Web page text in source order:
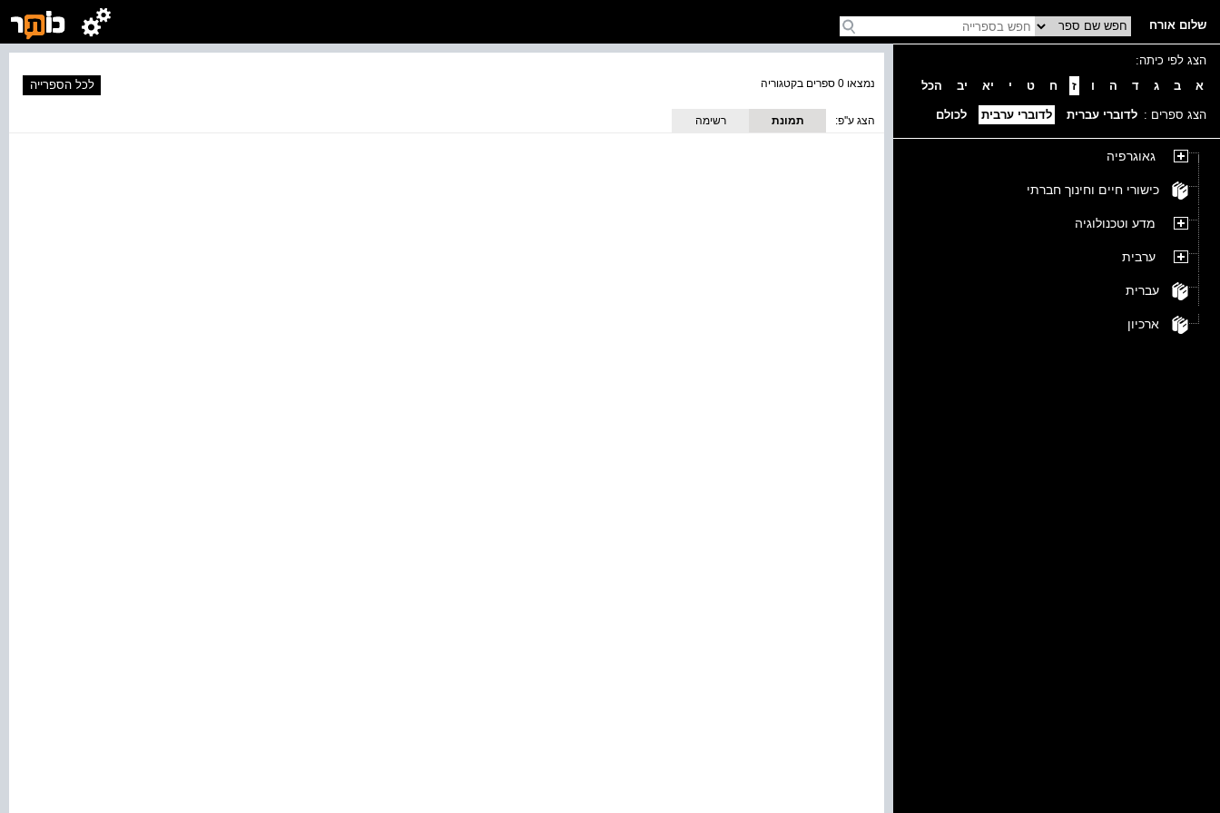
שלום אורח
הצג לפי כיתה:
א
ב ג ד ה ו ז ח ט י יא יב הכל
הצג ספרים : לדוברי עברית לדוברי ערבית לכולם
גאוגרפיה
כישורי חיים וחינוך חברתי
מדע וטכנולוגיה
ערבית
עברית
ארכיון
נמצאו 0 ספרים בקטגוריה לכל הספרייה
הצג ע''פ:
תמונת
רשימה